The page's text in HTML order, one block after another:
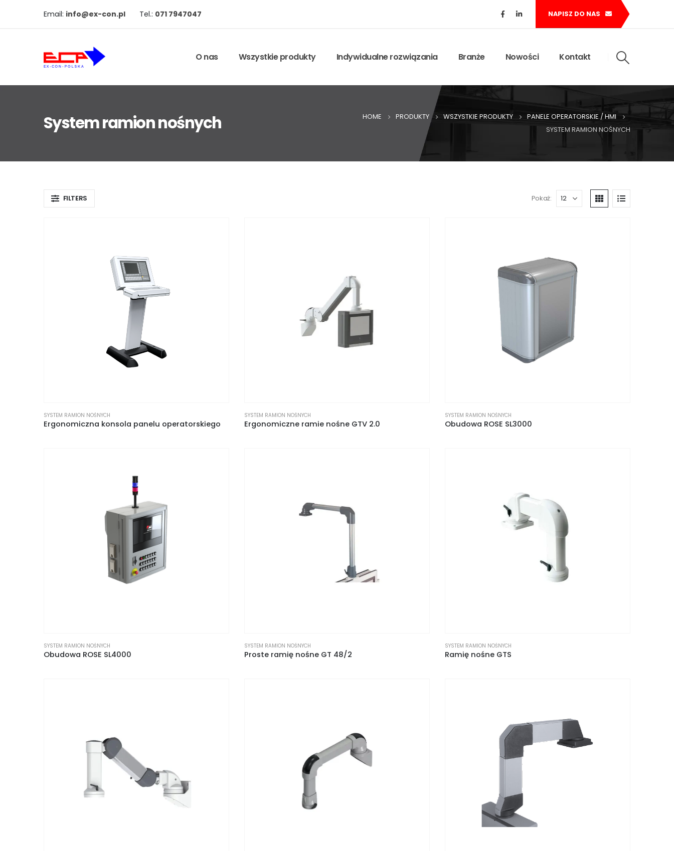
Email: info@ex-con.pl Tel.: 071 7947047 NAPISZ DO NAS
O nas Wszystkie produkty Indywidualne rozwiązania Branże Nowości Kontakt
System ramion nośnych HOME PRODUKTY WSZYSTKIE PRODUKTY
PANELE OPERATORSKIE / HMI
SYSTEM RAMION NOŚNYCH
FILTERS Pokaż:
SYSTEM RAMION NOŚNYCH
Ergonomiczna konsola panelu operatorskiego
SYSTEM RAMION NOŚNYCH
Ergonomiczne ramie nośne GTV 2.0
SYSTEM RAMION NOŚNYCH
Obudowa ROSE SL3000
SYSTEM RAMION NOŚNYCH
Obudowa ROSE SL4000
SYSTEM RAMION NOŚNYCH
Proste ramię nośne GT 48/2
SYSTEM RAMION NOŚNYCH
Ramię nośne GTS